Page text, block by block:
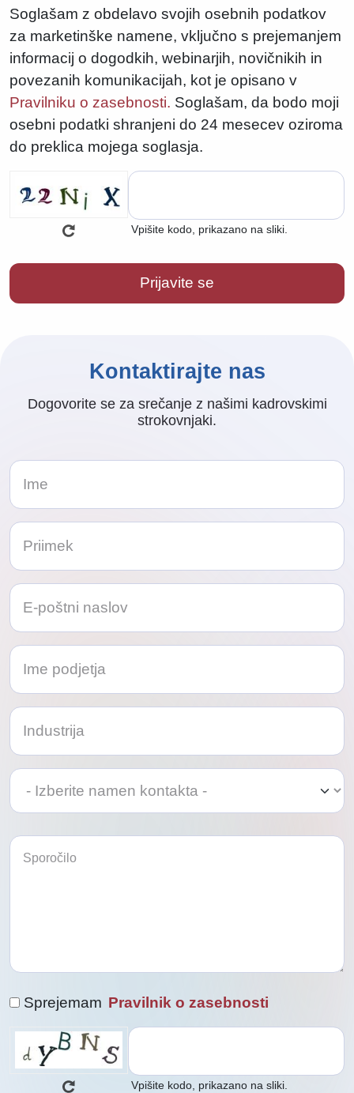
Soglašam z obdelavo svojih osebnih podatkov
za marketinške namene, vključno s prejemanjem
informacij o dogodkih, webinarjih, novičnikih in
povezanih komunikacijah, kot je opisano v
Pravilniku o zasebnosti. Soglašam, da bodo moji
osebni podatki shranjeni do 24 mesecev oziroma
do preklica mojega soglasja.
Vpišite kodo, prikazano na sliki.
Kontaktirajte nas
Dogovorite se za srečanje z našimi kadrovskimi
strokovnjaki.
Izberite
namen
Sprejemam Pravilnik o zasebnosti
Vpišite kodo, prikazano na sliki.